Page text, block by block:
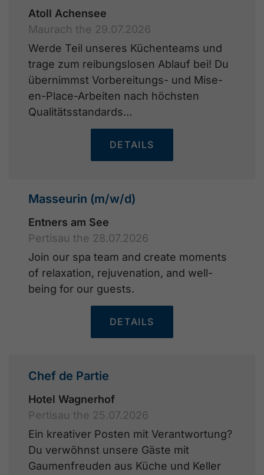
Atoll Achensee
Maurach the 29.07.2026
Werde Teil unseres Küchenteams und
trage zum reibungslosen Ablauf bei! Du
übernimmst Vorbereitungs- und Mise-
en-Place-Arbeiten nach höchsten
Qualitätsstandards…
DETAILS
Masseurin (m/w/d)
Entners am See
Pertisau the 28.07.2026
Join our spa team and create moments
of relaxation, rejuvenation, and well-
being for our guests.
DETAILS
Chef de Partie
Hotel Wagnerhof
Pertisau the 25.07.2026
Ein kreativer Posten mit Verantwortung?
Du verwöhnst unsere Gäste mit
Gaumenfreuden aus Küche und Keller